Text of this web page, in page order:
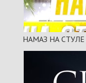
НАМАЗ НА